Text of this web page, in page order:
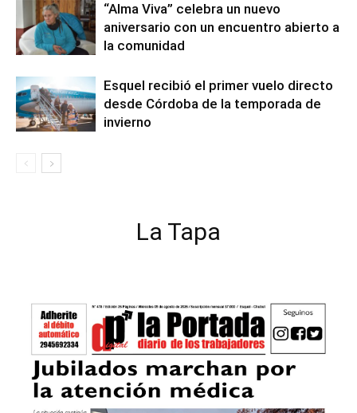
“Alma Viva” celebra un nuevo
aniversario con un encuentro abierto a
la comunidad
Esquel recibió el primer vuelo directo
desde Córdoba de la temporada de
invierno
La Tapa